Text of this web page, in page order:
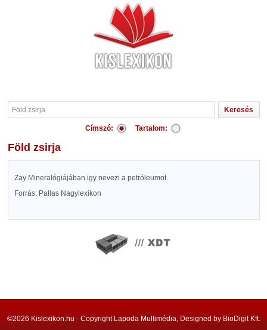
Címszó: Tartalom:
Föld zsirja
Zay Mineralógiájában igy nevezi a petróleumot.
Forrás: Pallas Nagylexikon
©2026 Kislexikon.hu - Copyright Lapoda Multimédia, Designed by BioDigit Kft.